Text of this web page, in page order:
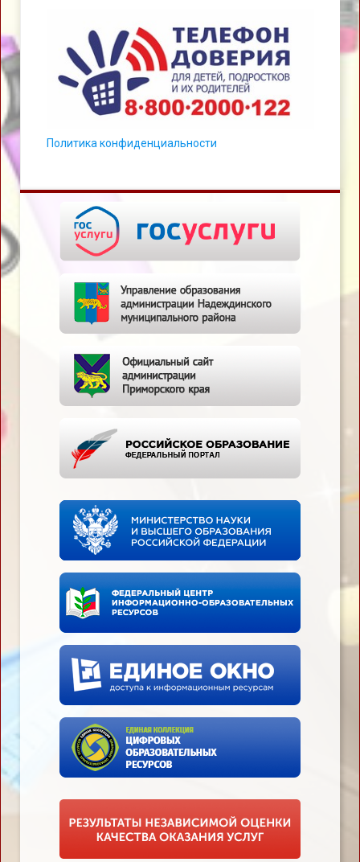
Политика конфиденциальности